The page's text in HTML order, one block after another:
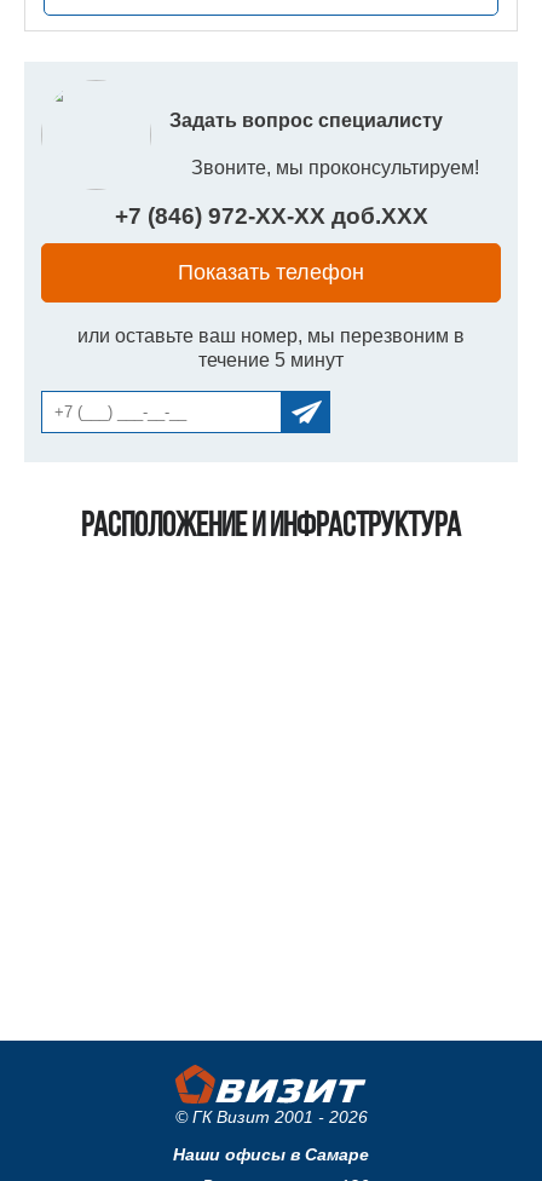
Задать вопрос специалисту
Звоните, мы проконсультируем!
+7 (846) 972-XX-XX доб.XXX
Показать телефон
или оставьте ваш номер, мы перезвоним в
течение 5 минут
Расположение и инфраструктура
© ГК Визит 2001 - 2026
Наши офисы в Самаре